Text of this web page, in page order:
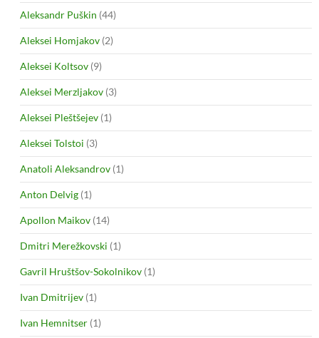
Aleksandr Puškin (44)
Aleksei Homjakov (2)
Aleksei Koltsov (9)
Aleksei Merzljakov (3)
Aleksei Pleštšejev (1)
Aleksei Tolstoi (3)
Anatoli Aleksandrov (1)
Anton Delvig (1)
Apollon Maikov (14)
Dmitri Merežkovski (1)
Gavril Hruštšov-Sokolnikov (1)
Ivan Dmitrijev (1)
Ivan Hemnitser (1)